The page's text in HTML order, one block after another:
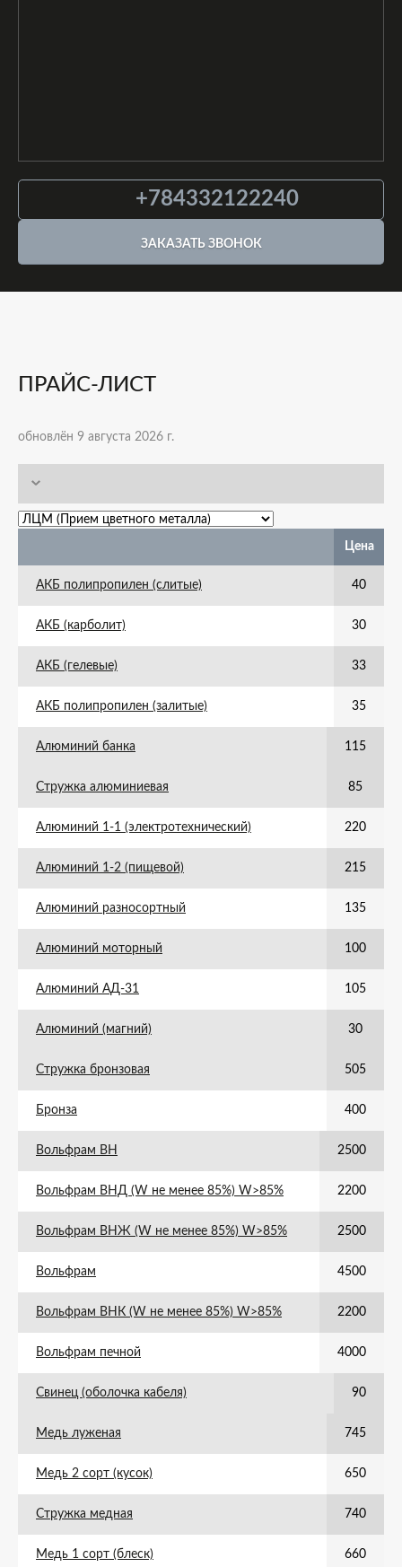
+784332122240
ЗАКАЗАТЬ ЗВОНОК
ПРАЙС-ЛИСТ
обновлён 9 августа 2026 г.
Цена
АКБ полипропилен (слитые) 40
АКБ (карболит) 30
АКБ (гелевые) 33
АКБ полипропилен (залитые) 35
Алюминий банка 115
Стружка алюминиевая 85
Алюминий 1-1 (электротехнический) 220
Алюминий 1-2 (пищевой) 215
Алюминий разносортный 135
Алюминий моторный 100
Алюминий АД-31 105
Алюминий (магний) 30
Стружка бронзовая 505
Бронза 400
Вольфрам ВН 2500
Вольфрам ВНД (W не менее 85%) W>85% 2200
Вольфрам ВНЖ (W не менее 85%) W>85% 2500
Вольфрам 4500
Вольфрам ВНК (W не менее 85%) W>85% 2200
Вольфрам печной 4000
Свинец (оболочка кабеля) 90
Медь луженая 745
Медь 2 сорт (кусок) 650
Стружка медная 740
Медь 1 сорт (блеск) 660